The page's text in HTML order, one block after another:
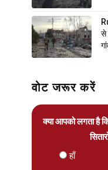
से
वोट जरूर करें
क्या आपको लगता है
हाँ